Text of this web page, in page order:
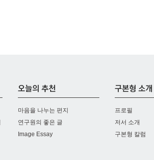
마음을 나누는 편지
연구원의 좋은 글
Image Essay
프로필
저서 소개
구본형 칼럼